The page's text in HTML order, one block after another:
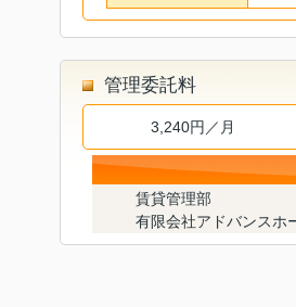
管理委託料
3,240円／月
賃貸管理部
有限会社アドバンスホ